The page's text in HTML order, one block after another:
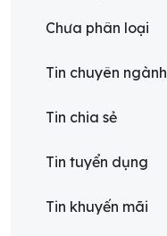
Chưa phân loại
Tin chuyên ngành
Tin chia sẻ
Tin tuyển dụng
Tin khuyến mãi